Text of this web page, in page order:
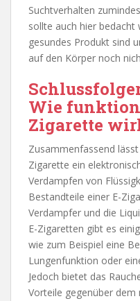
Suchtverhalten
sollte auch hier bedacht
gesundes Produkt sind
auf den Körper noch
Wie
Zigarette
Zusammenfassend
Zigarette ein
Verdampfen von
Bestandteile einer E-
Verdampfer und die
E-Zigaretten gibt es
wie zum Beispiel eine
Lungenfunktion oder
Jedoch bietet das
Vorteile gegenüber